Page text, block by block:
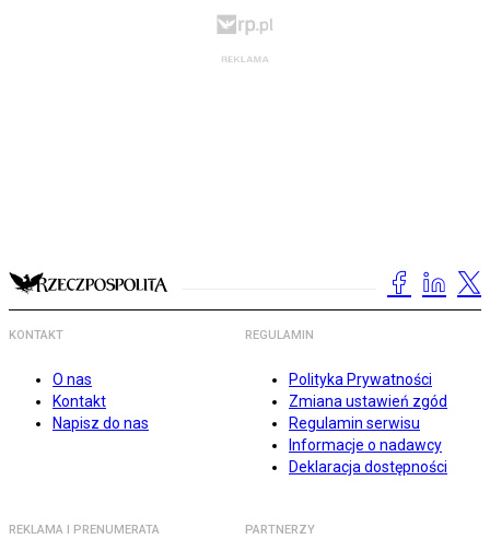
KONTAKT
O nas
Kontakt
Napisz do nas
REGULAMIN
Polityka Prywatności
Zmiana ustawień zgód
Regulamin serwisu
Informacje o nadawcy
Deklaracja dostępności
REKLAMA I PRENUMERATA PARTNERZY